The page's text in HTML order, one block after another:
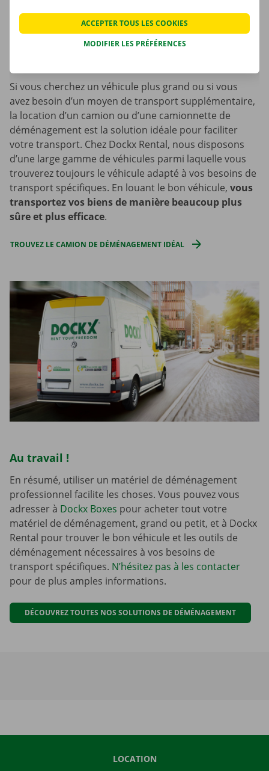
Louez une camionnette ou un camion de
Si vous cherchez un véhicule plus grand ou si vous
avez besoin d’un moyen de transport supplémentaire,
la location d’un camion ou d’une camionnette de
déménagement est la solution idéale pour faciliter
votre transport. Chez Dockx Rental, nous disposons
d’une large gamme de véhicules parmi laquelle vous
trouverez toujours le véhicule adapté à vos besoins de
transport spécifiques. En louant le bon véhicule, vous
transportez vos biens de manière beaucoup plus
sûre et plus efficace.
TROUVEZ LE CAMION DE DÉMÉNAGEMENT IDÉAL
Au travail !
En résumé, utiliser un matériel de déménagement
professionnel facilite les choses. Vous pouvez vous
adresser à Dockx Boxes pour acheter tout votre
matériel de déménagement, grand ou petit, et à Dockx
Rental pour trouver le bon véhicule et les outils de
déménagement nécessaires à vos besoins de
transport spécifiques. N’hésitez pas à les contacter
pour de plus amples informations.
DÉCOUVREZ TOUTES NOS SOLUTIONS DE DÉMÉNAGEMENT
LOCATION
MODIFIER LES PRÉFÉRENCES
ACCEPTER TOUS LES COOKIES